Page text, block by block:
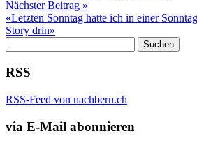
Nächster Beitrag »
«Letzten Sonntag hatte ich in einer
Story drin»
nach:
RSS
RSS-Feed von nachbern.ch
via E-Mail abonnieren